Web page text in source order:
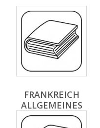
FRANKREICH
ALLGEMEINES